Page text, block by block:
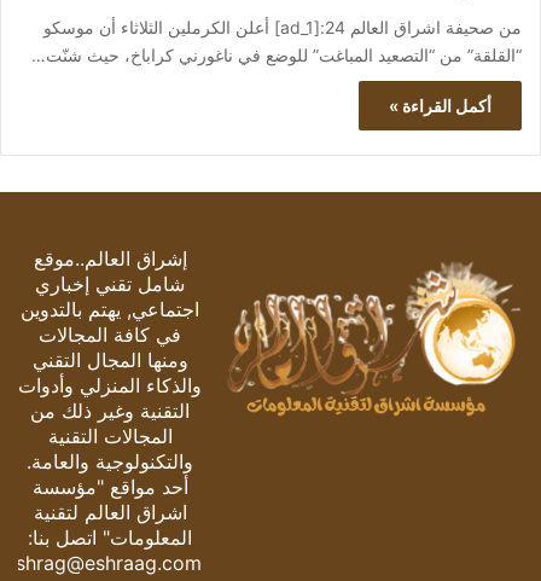
من صحيفة اشراق العالم 24:[ad_1] أعلن الكرملين الثلاثاء أن موسكو
“القلقة” من “التصعيد المباغت” للوضع في ناغورني كراباخ، حيث شنّت…
أكمل القراءة »
إشراق العالم..موقع
شامل تقني إخباري
اجتماعي, يهتم بالتدوين
في كافة المجالات
ومنها المجال التقني
والذكاء المنزلي وأدوات
التقنية وغير ذلك من
المجالات التقنية
والتكنولوجية والعامة.
أحد مواقع "مؤسسة
اشراق العالم لتقنية
المعلومات" اتصل بنا:
eshrag@eshraag.com